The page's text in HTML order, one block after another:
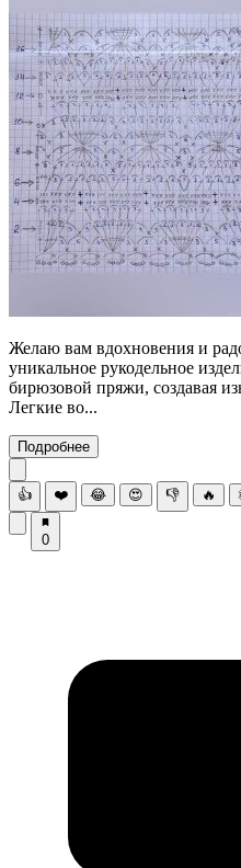
Желаю вам вдохновения и
уникальное рукодельное
бирюзовой пряжи, создавая
Легкие во...
Подробнее
👍 ❤️ 😂 😍 👎 🔥
0